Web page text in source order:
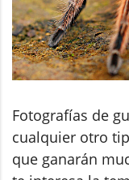
Fotografías de
cualquier otro
que ganarán